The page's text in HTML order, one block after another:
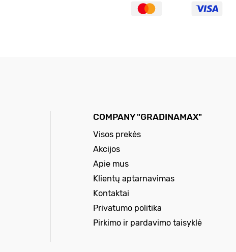
COMPANY "GRADINAMAX"
Visos prekės
Akcijos
Apie mus
Klientų aptarnavimas
Kontaktai
Privatumo politika
Pirkimo ir pardavimo taisyklė